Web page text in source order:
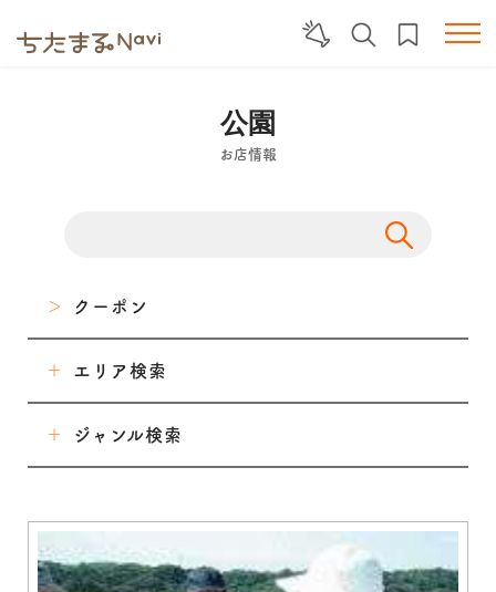
公園
お店情報
クーポン
エリア検索
東海市
大府市
阿久比町
ジャンル検索
美容・健康